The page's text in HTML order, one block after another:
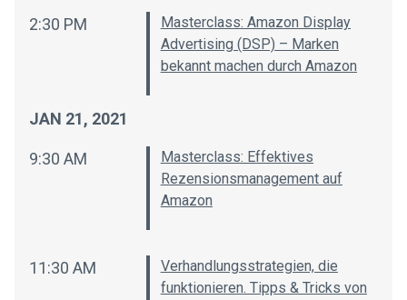
2:30 PM
Masterclass: Amazon Display
Advertising (DSP) – Marken
bekannt machen durch Amazon
JAN 21, 2021
9:30 AM
Masterclass: Effektives
Rezensionsmanagement auf
Amazon
11:30 AM
Verhandlungsstrategien, die
funktionieren. Tipps & Tricks von